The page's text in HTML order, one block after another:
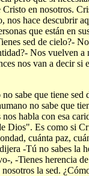
en nosotros.
nos hace descubrir
que están en
sed de cielo?-
Nos vuelven
nos van a decir si
sabe que tiene
no sabe que
habla con esa
Dios". Es como si
cuánta paz,
-Tú no sabes la
, -Tienes herencia
la sed.